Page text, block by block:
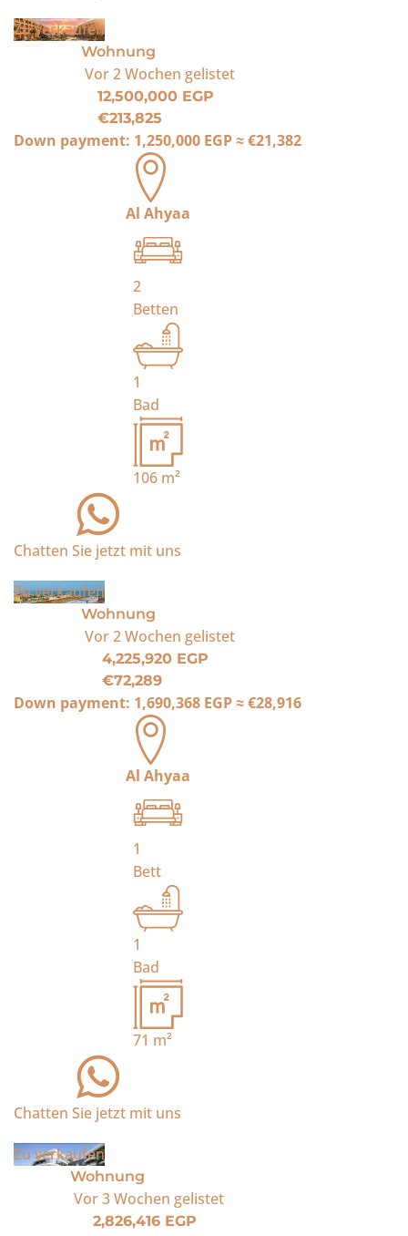
Zu verkaufen
Wohnung
Vor 2 Wochen gelistet
12,500,000 EGP
€213,825
Down payment: 1,250,000 EGP≈€21,382
Al Ahyaa
2
Betten
1
Bad
106m²
Chatten Sie jetzt mit uns
Zu verkaufen
Wohnung
Vor 2 Wochen gelistet
4,225,920 EGP
€72,289
Down payment: 1,690,368 EGP≈€28,916
Al Ahyaa
1
Bett
1
Bad
71 m²
Chatten Sie jetzt mit uns
Zu verkaufen
Wohnung
Vor 3 Wochen gelistet
2,826,416 EGP